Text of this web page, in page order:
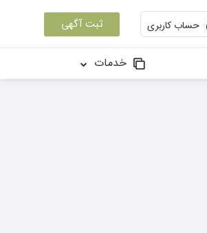
حساب کاربری ثبت آگهی
خدمات